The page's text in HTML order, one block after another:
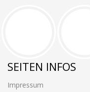
SEITEN INFOS
Impressum